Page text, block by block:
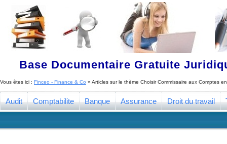
Base Documentaire Gratuite
Vous êtes ici : Finceo - Finance & Co » Articles sur le thème Choisir Commissaire aux Comptes
Audit Comptabilite Banque Assurance Droit du travail